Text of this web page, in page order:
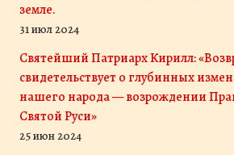
земле.
31 июл 2024
Святейший Патриарх Кирилл:
свидетельствует о глубинных
нашего народа — возрождении
Святой Руси»
25 июн 2024